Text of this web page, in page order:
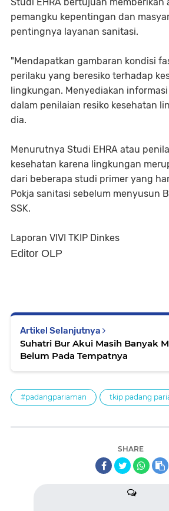
pemangku kepentingan dan
pentingnya layanan sanitasi.
"Mendapatkan gambaran kondisi
perilaku yang beresiko terhadap
lingkungan. Menyediakan
dalam penilaian resiko kesehatan
dia.
Menurutnya Studi EHRA atau
kesehatan karena lingkungan
dari beberapa studi primer yang
Pokja sanitasi sebelum menyusun
SSK.
Laporan VIVI TKIP Dinkes
Editor OLP
Artikel Selanjutnya
Suhatri Bur Akui Masih Banyak
Belum Pada Tempatnya
#padangpariaman tkip padang
SHARE